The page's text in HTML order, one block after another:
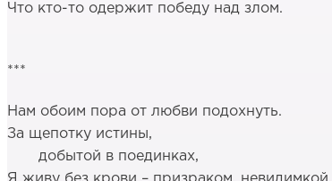
Что кто-то одержит победу над злом.
***
Нам обоим пора от любви подохнуть.
За щепотку истины,
добытой в поединках,